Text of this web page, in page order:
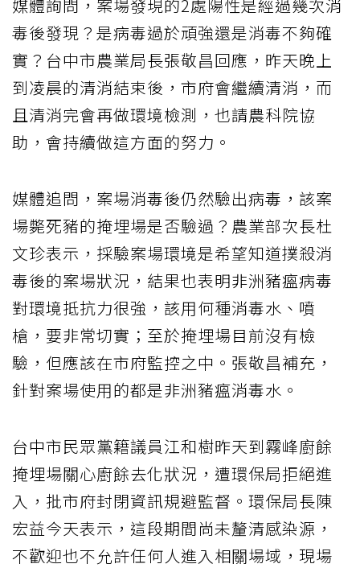
媒體詢問，案場發現的2處陽性是經過幾次消
毒後發現？是病毒過於頑強還是消毒不夠確
實？台中市農業局長張敬昌回應，昨天晚上
到凌晨的清消結束後，市府會繼續清消，而
且清消完會再做環境檢測，也請農科院協
助，會持續做這方面的努力。
媒體追問，案場消毒後仍然驗出病毒，該案
場斃死豬的掩埋場是否驗過？農業部次長杜
文珍表示，採驗案場環境是希望知道撲殺消
毒後的案場狀況，結果也表明非洲豬瘟病毒
對環境抵抗力很強，該用何種消毒水、噴
槍，要非常切實；至於掩埋場目前沒有檢
驗，但應該在市府監控之中。張敬昌補充，
針對案場使用的都是非洲豬瘟消毒水。
台中市民眾黨籍議員江和樹昨天到霧峰廚餘
掩埋場關心廚餘去化狀況，遭環保局拒絕進
入，批市府封閉資訊規避監督。環保局長陳
宏益今天表示，這段期間尚未釐清感染源，
不歡迎也不允許任何人進入相關場域，現場